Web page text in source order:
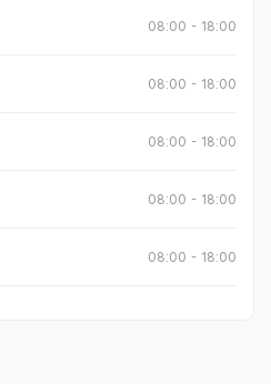
08:00 - 18:00
08:00 - 18:00
08:00 - 18:00
08:00 - 18:00
08:00 - 18:00